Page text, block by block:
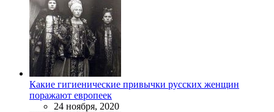
Какие гигиенические привычки русских женщин
поражают европеек
24 ноября, 2020